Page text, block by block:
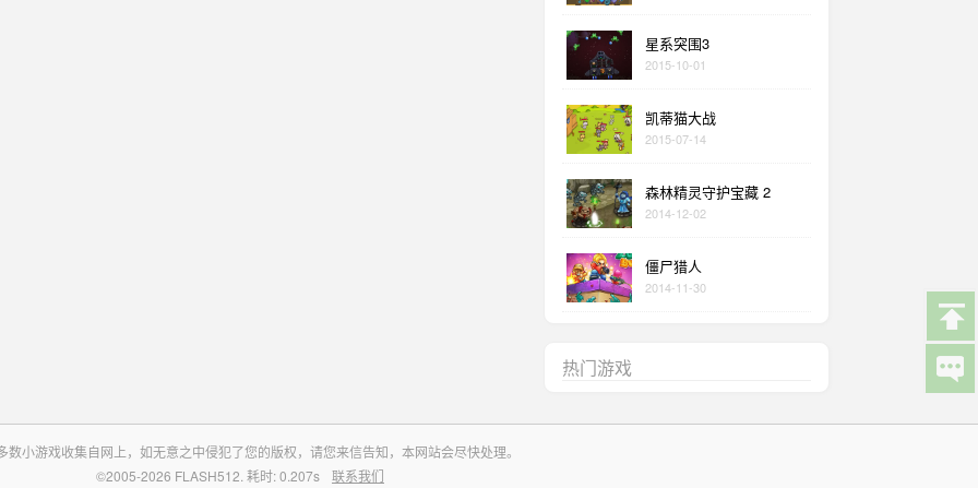
星系突围3
2015-10-01
凯蒂猫大战
2015-07-14
森林精灵守护宝藏 2
2014-12-02
僵尸猎人
2014-11-30
热门游戏
数小游戏收集自网上，如无意之中侵犯了您的版权，请您来信告知，本网站会尽快处理。
©2005-2026 FLASH512. 耗时: 0.207s
联系我们